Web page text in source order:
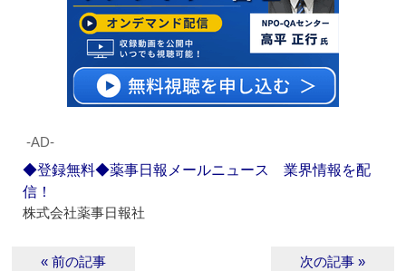
‐AD‐
◆登録無料◆薬事日報メールニュース 業界情報を配
信！
株式会社薬事日報社
« 前の記事 次の記事 »